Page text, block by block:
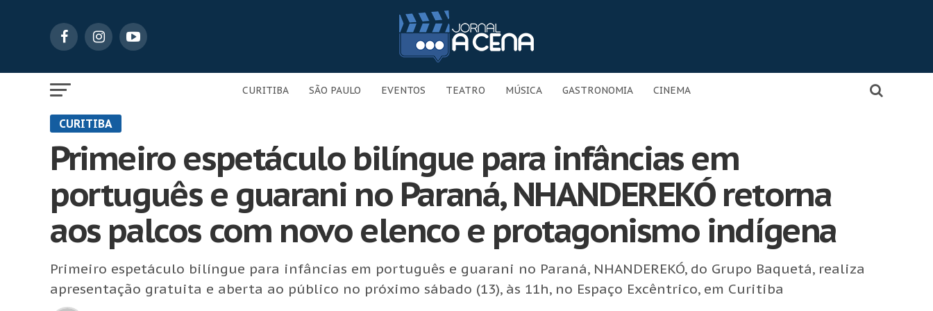
CURITIBA SÃO PAULO EVENTOS TEATRO MÚSICA GASTRONOMIA CINEMA
CURITIBA
Primeiro espetáculo bilíngue para infâncias em
português e guarani no Paraná, NHANDEREKÓ retorna
aos palcos com novo elenco e protagonismo indígena
Primeiro espetáculo bilíngue para infâncias em português e guarani no Paraná, NHANDEREKÓ, do Grupo Baquetá, realiza
apresentação gratuita e aberta ao público no próximo sábado (13), às 11h, no Espaço Excêntrico, em Curitiba